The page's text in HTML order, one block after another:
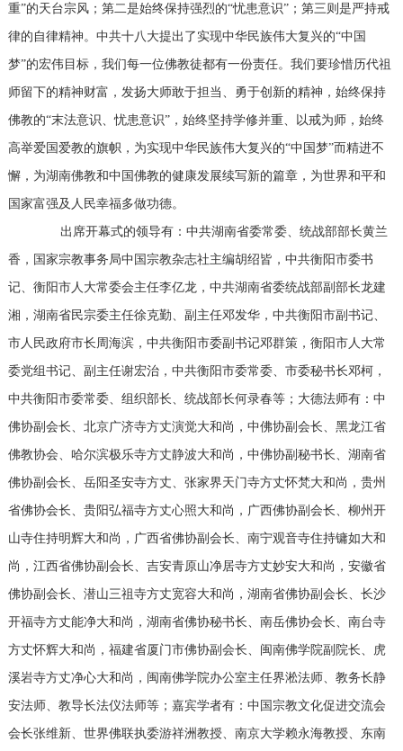
重”的天台宗风；第二是始终保持强烈的“忧患意识”；第三则是严持戒
律的自律精神。中共十八大提出了实现中华民族伟大复兴的“中国
梦”的宏伟目标，我们每一位佛教徒都有一份责任。我们要珍惜历代祖
师留下的精神财富，发扬大师敢于担当、勇于创新的精神，始终保持
佛教的“末法意识、忧患意识”，始终坚持学修并重、以戒为师，始终
高举爱国爱教的旗帜，为实现中华民族伟大复兴的“中国梦”而精进不
懈，为湖南佛教和中国佛教的健康发展续写新的篇章，为世界和平和
国家富强及人民幸福多做功德。
出席开幕式的领导有：中共湖南省委常委、统战部部长黄兰
香，国家宗教事务局中国宗教杂志社主编胡绍皆，中共衡阳市委书
记、衡阳市人大常委会主任李亿龙，中共湖南省委统战部副部长龙建
湘，湖南省民宗委主任徐克勤、副主任邓发华，中共衡阳市副书记、
市人民政府市长周海滨，中共衡阳市委副书记邓群策，衡阳市人大常
委党组书记、副主任谢宏治，中共衡阳市委常委、市委秘书长邓柯，
中共衡阳市委常委、组织部长、统战部长何录春等；大德法师有：中
佛协副会长、北京广济寺方丈演觉大和尚，中佛协副会长、黑龙江省
佛教协会、哈尔滨极乐寺方丈静波大和尚，中佛协副秘书长、湖南省
佛协副会长、岳阳圣安寺方丈、张家界天门寺方丈怀梵大和尚，贵州
省佛协会长、贵阳弘福寺方丈心照大和尚，广西佛协副会长、柳州开
山寺住持明辉大和尚，广西省佛协副会长、南宁观音寺住持镛如大和
尚，江西省佛协副会长、吉安青原山净居寺方丈妙安大和尚，安徽省
佛协副会长、潜山三祖寺方丈宽容大和尚，湖南省佛协副会长、长沙
开福寺方丈能净大和尚，湖南省佛协秘书长、南岳佛协会长、南台寺
方丈怀辉大和尚，福建省厦门市佛协副会长、闽南佛学院副院长、虎
溪岩寺方丈净心大和尚，闽南佛学院办公室主任界淞法师、教务长静
安法师、教导长法仪法师等；嘉宾学者有：中国宗教文化促进交流会
会长张维新、世界佛联执委游祥洲教授、南京大学赖永海教授、东南